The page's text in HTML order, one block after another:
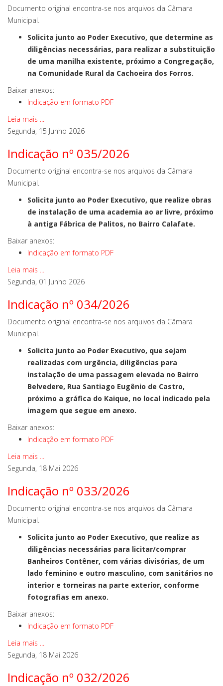
Documento original encontra-se nos arquivos da Câmara
Municipal.
Solicita junto ao Poder Executivo, que determine as
diligências necessárias, para realizar a substituição
de uma manilha existente, próximo a Congregação,
na Comunidade Rural da Cachoeira dos Forros.
Baixar anexos:
Indicação em formato PDF
Leia mais ...
Segunda, 15 Junho 2026
Indicação nº 035/2026
Documento original encontra-se nos arquivos da Câmara
Municipal.
Solicita junto ao Poder Executivo, que realize obras
de instalação de uma academia ao ar livre, próximo
à antiga Fábrica de Palitos, no Bairro Calafate.
Baixar anexos:
Indicação em formato PDF
Leia mais ...
Segunda, 01 Junho 2026
Indicação nº 034/2026
Documento original encontra-se nos arquivos da Câmara
Municipal.
Solicita junto ao Poder Executivo, que sejam
realizadas com urgência, diligências para
instalação de uma passagem elevada no Bairro
Belvedere, Rua Santiago Eugênio de Castro,
próximo a gráfica do Kaique, no local indicado pela
imagem que segue em anexo.
Baixar anexos:
Indicação em formato PDF
Leia mais ...
Segunda, 18 Mai 2026
Indicação nº 033/2026
Documento original encontra-se nos arquivos da Câmara
Municipal.
Solicita junto ao Poder Executivo, que realize as
diligências necessárias para licitar/comprar
Banheiros Contêner, com várias divisórias, de um
lado feminino e outro masculino, com sanitários no
interior e torneiras na parte exterior, conforme
fotografias em anexo.
Baixar anexos:
Indicação em formato PDF
Leia mais ...
Segunda, 18 Mai 2026
Indicação nº 032/2026